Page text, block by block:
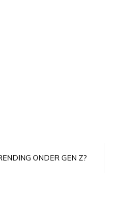
ONDER GEN Z?